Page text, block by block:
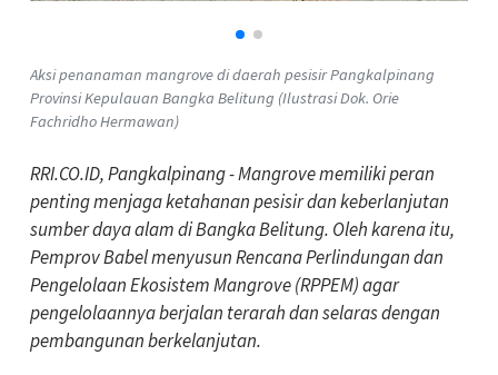
Aksi penanaman mangrove di daerah pesisir Pangkalpinang
Provinsi Kepulauan Bangka Belitung (Ilustrasi Dok. Orie
Fachridho Hermawan)
RRI.CO.ID, Pangkalpinang - Mangrove memiliki peran
penting menjaga ketahanan pesisir dan keberlanjutan
sumber daya alam di Bangka Belitung. Oleh karena itu,
Pemprov Babel menyusun Rencana Perlindungan dan
Pengelolaan Ekosistem Mangrove (RPPEM) agar
pengelolaannya berjalan terarah dan selaras dengan
pembangunan berkelanjutan.